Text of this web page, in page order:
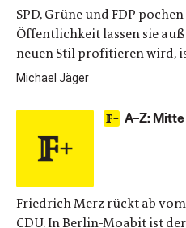
SPD, Grüne und FDP
Öffentlichkeit lassen sie
neuen Stil profitieren wird,
Michael Jäger
A–Z: Mitte
Friedrich Merz rückt ab
CDU. In Berlin-Moabit ist